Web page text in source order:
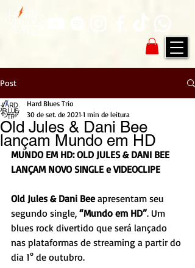
Post
Old Jules & Dani Bee
lançam Mundo em HD
Hard Blues Trio
30 de set. de 2021 1 min de leitura
MUNDO EM HD: OLD JULES & DANI BEE
LANÇAM NOVO SINGLE e VIDEOCLIPE
Old Jules & Dani Bee apresentam seu
segundo single, “Mundo em HD”. Um
blues rock divertido que será lançado
nas plataformas de streaming a partir do
dia 1° de outubro.